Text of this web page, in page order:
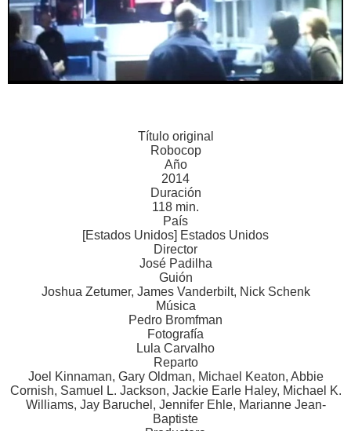
Título original
Robocop
Año
2014
Duración
118 min.
País
[Estados Unidos] Estados Unidos
Director
José Padilha
Guión
Joshua Zetumer, James Vanderbilt, Nick Schenk
Música
Pedro Bromfman
Fotografía
Lula Carvalho
Reparto
Joel Kinnaman, Gary Oldman, Michael Keaton, Abbie
Cornish, Samuel L. Jackson, Jackie Earle Haley, Michael K.
Williams, Jay Baruchel, Jennifer Ehle, Marianne Jean-
Baptiste